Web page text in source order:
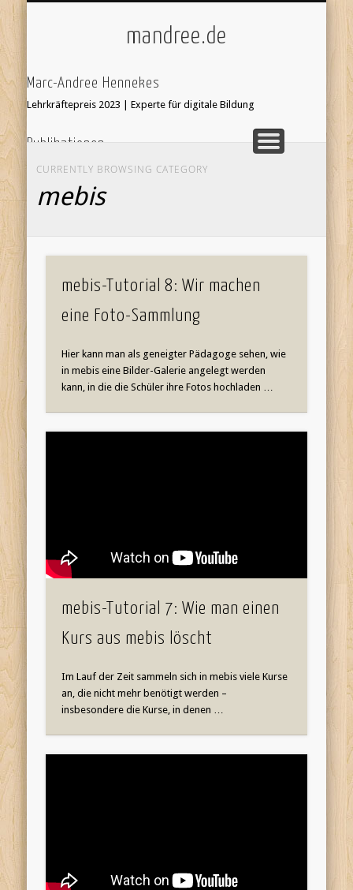
mandree.de
Marc-Andree Hennekes
Lehrkräftepreis 2023 | Experte für digitale Bildung
Publikationen
33 Ideen digitale Medien Englisch - step-by-step
'Stop Motion Filme im Unterricht' in 'Web 2.0 im
CURRENTLY BROWSING CATEGORY
mebis
mebis-Tutorial 8: Wir machen
eine Foto-Sammlung
Hier kann man als geneigter Pädagoge sehen, wie
in mebis eine Bilder-Galerie angelegt werden
kann, in die die Schüler ihre Fotos hochladen …
mebis-Tutorial 7: Wie man einen
Kurs aus mebis löscht
Im Lauf der Zeit sammeln sich in mebis viele Kurse
an, die nicht mehr benötigt werden –
insbesondere die Kurse, in denen …